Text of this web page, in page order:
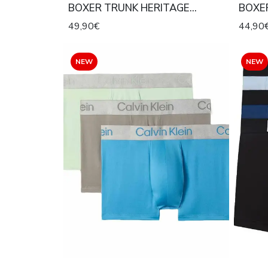
BOXER TRUNK HERITAGE
STRETCH MID RISE VERDE, AZUL
CELESTE Y AZUL
49,90€
AZUL
NEW NEW